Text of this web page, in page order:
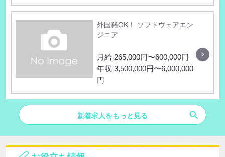
外国籍OK！ ソフトウェアエン
ジニア
月給 265,000円〜600,000円
年収 3,500,000円〜6,000,000
円
新着求人をもっと見る search